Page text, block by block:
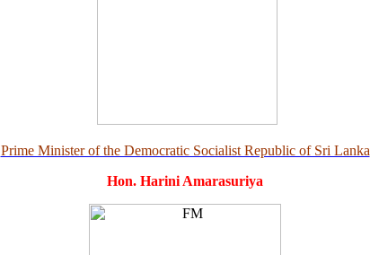
Prime Minister of the Democratic Socialist Republic of Sri Lanka
Hon. Harini Amarasuriya